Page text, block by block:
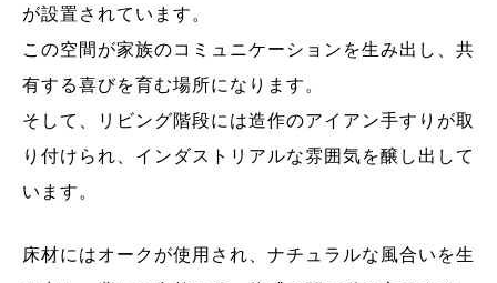
が設置されています。
この空間が家族のコミュニケーションを生み出し、共
有する喜びを育む場所になります。
そして、リビング階段には造作のアイアン手すりが取
り付けられ、インダストリアルな雰囲気を醸し出して
います。
床材にはオークが使用され、ナチュラルな風合いを生